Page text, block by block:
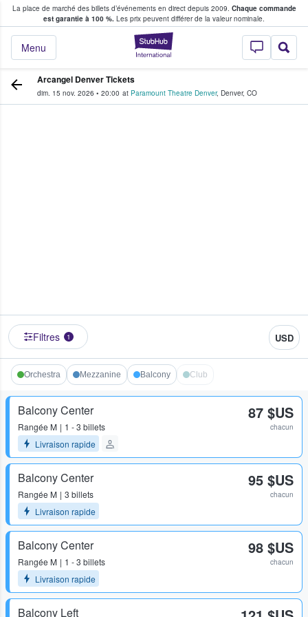
La place de marché des billets d’événements en direct depuis 2009. Chaque commande
est garantie à 100 %. Les prix peuvent différer de la valeur nominale.
StubHub - Où
Menu
fans achètent et vendent des billets
Arcangel Denver Tickets
dim. 15 nov. 2026 • 20:00 at Paramount Theatre Denver, Denver, CO
Filtres 1 USD
Orchestra Mezzanine Balcony Club
Balcony Center
Rangée M
1 - 3 billets
Livraison rapide
87 $US
chacun
Balcony Center
Rangée M
3 billets
Livraison rapide
95 $US
chacun
Balcony Center
Rangée M
1 - 3 billets
Livraison rapide
98 $US
chacun
Balcony Left